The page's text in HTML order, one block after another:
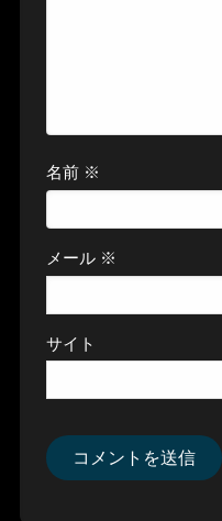
名前 ※
メール ※
サイト